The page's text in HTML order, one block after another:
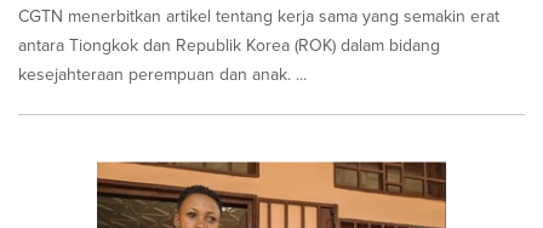
CGTN menerbitkan artikel tentang kerja sama yang semakin erat
antara Tiongkok dan Republik Korea (ROK) dalam bidang
kesejahteraan perempuan dan anak. ...